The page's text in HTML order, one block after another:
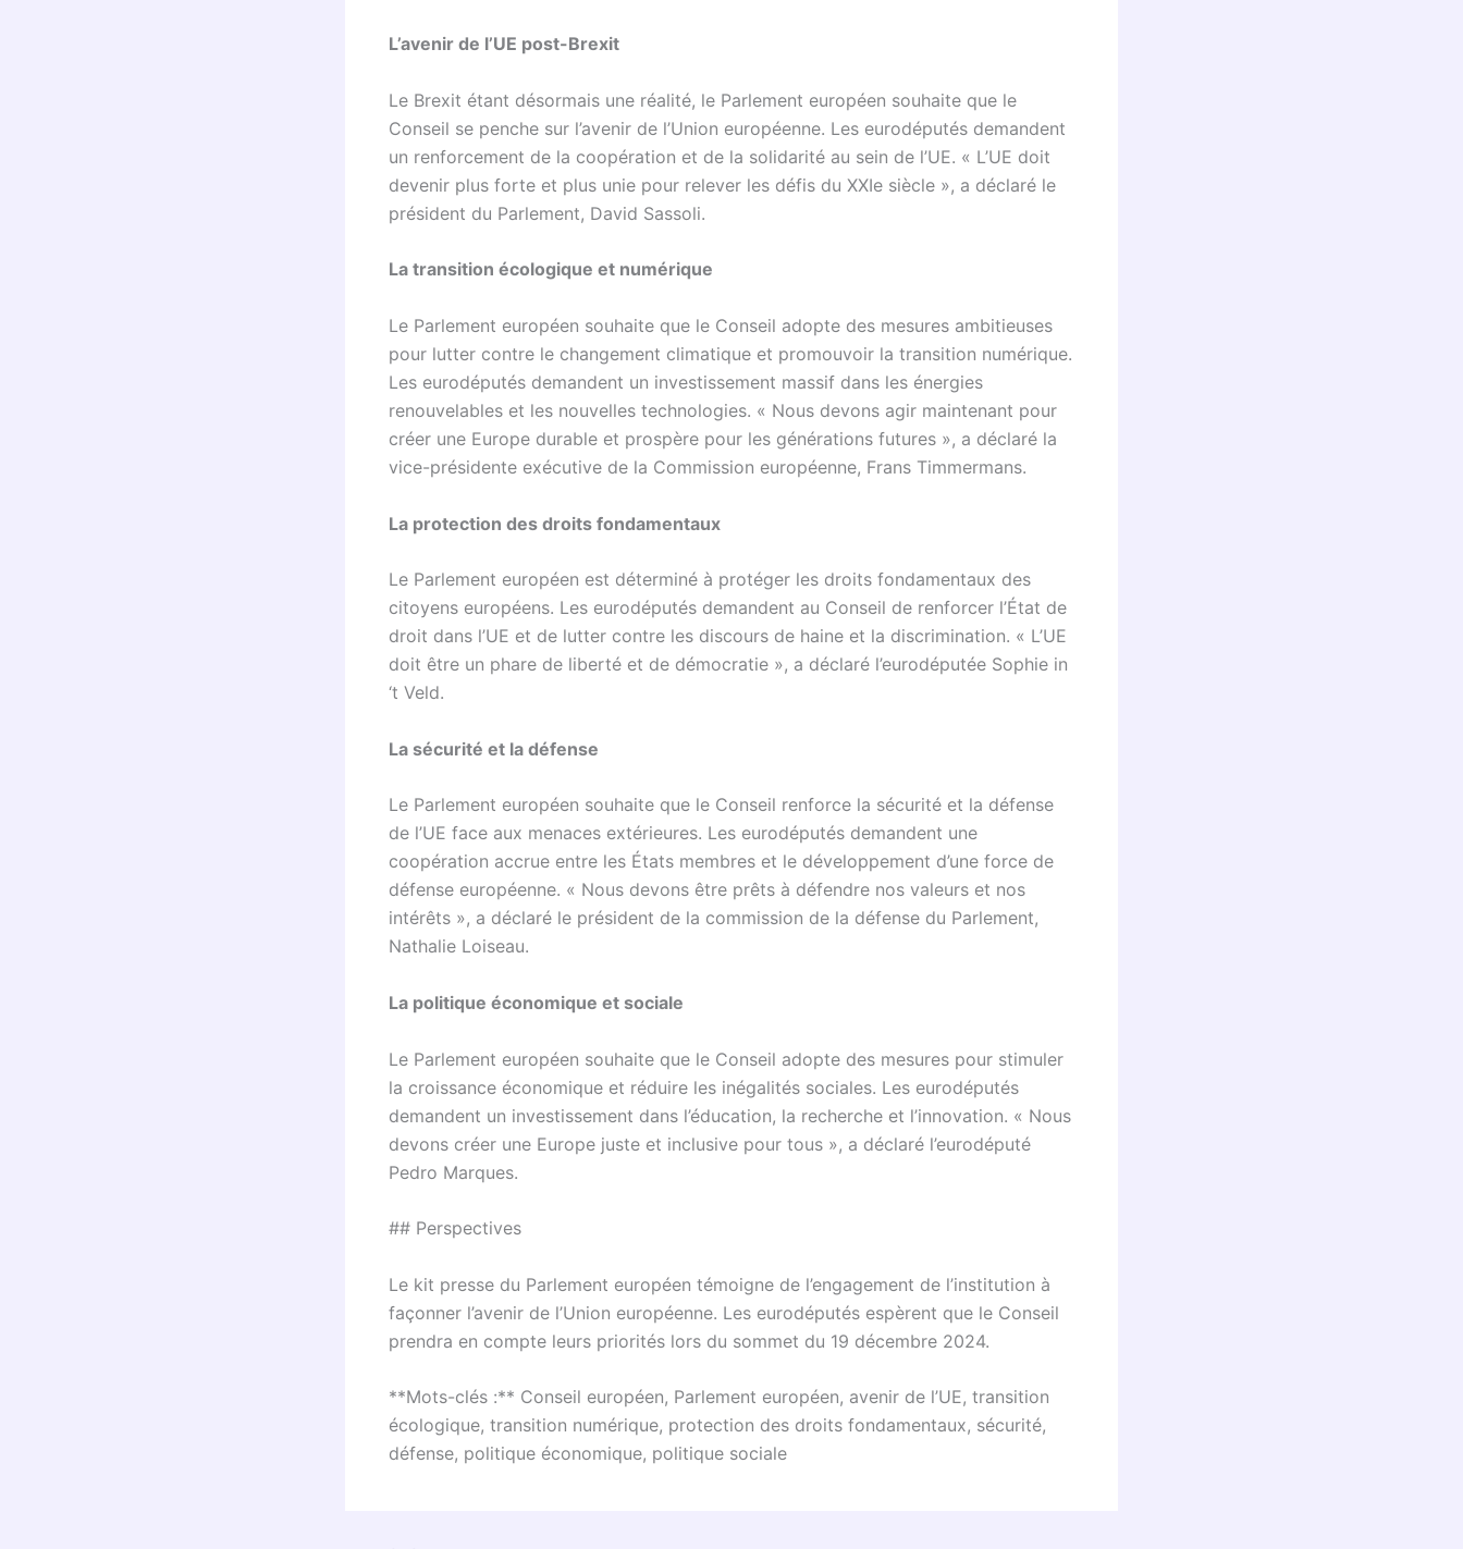
L’avenir de l’UE post-Brexit
Le Brexit étant désormais une réalité, le Parlement européen souhaite que le
Conseil se penche sur l’avenir de l’Union européenne. Les eurodéputés demandent
un renforcement de la coopération et de la solidarité au sein de l’UE. « L’UE doit
devenir plus forte et plus unie pour relever les défis du XXIe siècle », a déclaré le
président du Parlement, David Sassoli.
La transition écologique et numérique
Le Parlement européen souhaite que le Conseil adopte des mesures ambitieuses
pour lutter contre le changement climatique et promouvoir la transition numérique.
Les eurodéputés demandent un investissement massif dans les énergies
renouvelables et les nouvelles technologies. « Nous devons agir maintenant pour
créer une Europe durable et prospère pour les générations futures », a déclaré la
vice-présidente exécutive de la Commission européenne, Frans Timmermans.
La protection des droits fondamentaux
Le Parlement européen est déterminé à protéger les droits fondamentaux des
citoyens européens. Les eurodéputés demandent au Conseil de renforcer l’État de
droit dans l’UE et de lutter contre les discours de haine et la discrimination. « L’UE
doit être un phare de liberté et de démocratie », a déclaré l’eurodéputée Sophie in
‘t Veld.
La sécurité et la défense
Le Parlement européen souhaite que le Conseil renforce la sécurité et la défense
de l’UE face aux menaces extérieures. Les eurodéputés demandent une
coopération accrue entre les États membres et le développement d’une force de
défense européenne. « Nous devons être prêts à défendre nos valeurs et nos
intérêts », a déclaré le président de la commission de la défense du Parlement,
Nathalie Loiseau.
La politique économique et sociale
Le Parlement européen souhaite que le Conseil adopte des mesures pour stimuler
la croissance économique et réduire les inégalités sociales. Les eurodéputés
demandent un investissement dans l’éducation, la recherche et l’innovation. « Nous
devons créer une Europe juste et inclusive pour tous », a déclaré l’eurodéputé
Pedro Marques.
## Perspectives
Le kit presse du Parlement européen témoigne de l’engagement de l’institution à
façonner l’avenir de l’Union européenne. Les eurodéputés espèrent que le Conseil
prendra en compte leurs priorités lors du sommet du 19 décembre 2024.
**Mots-clés :** Conseil européen, Parlement européen, avenir de l’UE, transition
écologique, transition numérique, protection des droits fondamentaux, sécurité,
défense, politique économique, politique sociale